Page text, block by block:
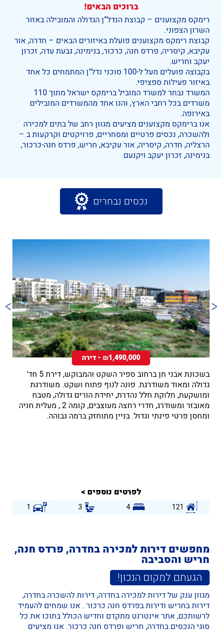
ברוכים הבאים!
רימקס מקצוענים – קבוצת הנדל”ן הגדולה והמובילה באזור
השרון הצפוני.
קבוצת רימקס מקצוענים פועלת באיזורים הבאים – חדרה, אור
עקיבא, קיסריה, פרדס חנה, כרכור, בנימינה, גבעת עדה, זכרון
יעקב וחריש.
בקבוצה פועלים מעל ל-100 סוכני נדל"ן המתמחים כל אחד
באיזור פעילות ספציפי.
המשרד נבחר למשרד המוביל ברימקס ישראל מתוך 110
משרדים בכל רחבי הארץ, והנו אחד מהמשרדים המובילים
באירופה.
אנו ברימקס מקצוענים מציעים מגוון רחב של בתים למכירה
ולהשכרה, נכסים פרטיים ומסחריים, פרויקטים וקרקעות ב –
הרצליה, חדרה, קיסריה, אור עקיבא, חריש, פרדס חנה-כרכור,
בנימינה, זכרון יעקב ויקנעם
נכסים נבחרים
₪1,490,000 - דירה
בשכונת אבני חן ברחוב ספיר השקט והמבוקש, דירת 5 חד'
גדולה ומאוד משודרגת. פונה לנוף פתוח ושקט. משודרגת
ומושקעת, חלוקת חלל נהדרת, יחידת הורים גדולה, מטבח
מאובזר ומשודרג, חדרי רחצה מעוצבים, קומה 2 , מעלית חניה
ומחסן פרטי פינתי וגדול. בניין מתוחזק ברמה גבוהה.
לפרטים נוספים >
121
4
3
1
מחפשים דירות למכירה בחדרה, פרדס חנה,
חריש והסביבה
הגעתם למקום הנכון!
מגוון ענק שלדירות למכירה בחדרה,דירות להשכרה בחדרה,
דירות בחריש ודירות בפרדס חנה כרכור . אנו שמחים להעמיד
לרשותכם, אתר אינטרנט מתקדם וחדיש הכולל בתוכו את כל
סוגי הנכסים בחדרה, חריש ופרדס חנה כרכור. אנו מציעים